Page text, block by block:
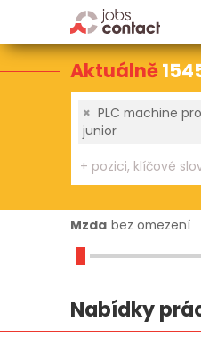
Aktuálně
× PLC machine
junior
Mzda bez omezení
Nabídky